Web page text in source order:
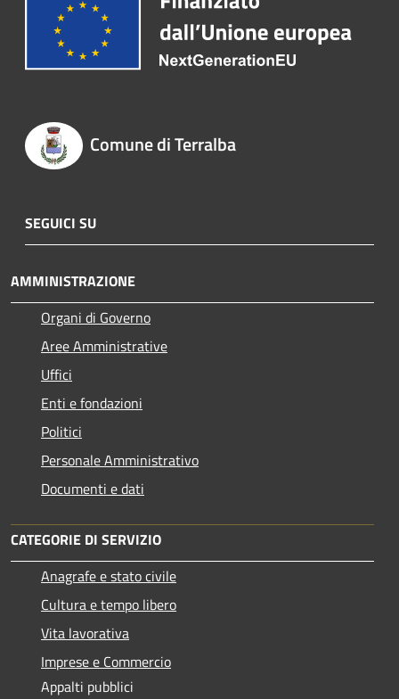
Comune di Terralba
SEGUICI SU
AMMINISTRAZIONE
Organi di Governo
Aree Amministrative
Uffici
Enti e fondazioni
Politici
Personale Amministrativo
Documenti e dati
CATEGORIE DI SERVIZIO
Anagrafe e stato civile
Cultura e tempo libero
Vita lavorativa
Imprese e Commercio
Appalti pubblici